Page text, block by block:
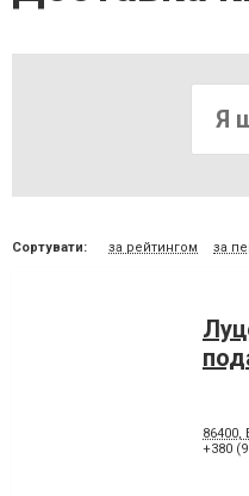
Сортувати: за рейтингом за
86400,
+380